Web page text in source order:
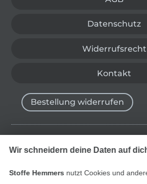
Datenschutz
Widerrufsrecht
Kontakt
Bestellung widerrufen
Finde mehr
Wir schneidern deine Daten auf
Stoffe Hemmers nutzt Cookies und